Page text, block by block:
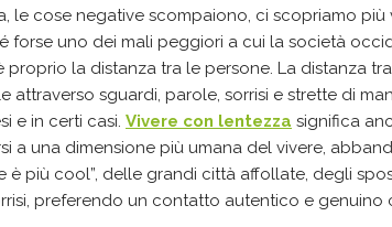
le cose negative scompaiono, ci scopriamo più
forse uno dei mali peggiori a cui la società
proprio la distanza tra le persone. La distanza
attraverso sguardi, parole, sorrisi e strette di
e in certi casi. Vivere con lentezza significa
a una dimensione più umana del vivere,
è più cool”, delle grandi città affollate, degli
preferendo un contatto autentico e genuino